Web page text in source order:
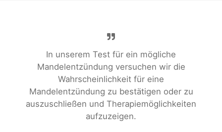
In unserem Test für ein mögliche
Mandelentzündung versuchen wir die
Wahrscheinlichkeit für eine
Mandelentzündung zu bestätigen oder zu
auszuschließen und Therapiemöglichkeiten
aufzuzeigen.